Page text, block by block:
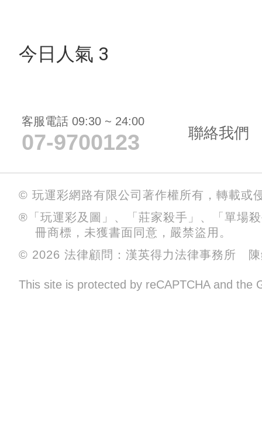
今日人氣 3
客服電話 09:30 ~ 24:00
07-9700123 聯絡我們
© 玩運彩網路有限公司著作權所有，轉載或
®「玩運彩及圖」、「莊家殺手」、「單場
冊商標，未獲書面同意，嚴禁盜用。
© 2026 法律顧問：漢英得力法律事務所 陳
This site is protected by reCAPTCHA and the